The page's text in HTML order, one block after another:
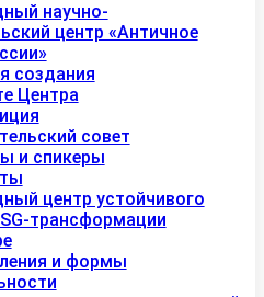
научно-
центр «Античное
создания
Центра
совет
и спикеры
центр устойчивого
трансформации
и формы